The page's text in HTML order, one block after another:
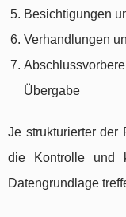
Besichtigungen
Verhandlungen
Übergabe
Je strukturierter der
die Kontrolle und
Datengrundlage